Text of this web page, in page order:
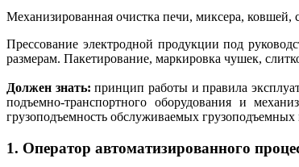
Механизированная очистка печи, миксера, ковшей,
Прессование электродной продукции под
размерам. Пакетирование, маркировка чушек,
Должен знать: принцип работы и правила
подъемно-транспортного оборудования и
грузоподъемность обслуживаемых
1. Оператор автоматизированного